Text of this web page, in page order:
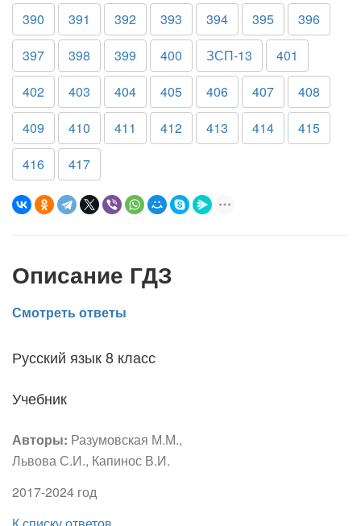
390
391 392 393 394 395
396
397
398 399 400 ЗСП-13
401
402
403 404 405 406 407
408
409
410 411 412 413 414
415
416
417
Описание ГДЗ
Смотреть ответы
Русский язык 8 класс
Учебник
Авторы: Разумовская М.М.,
Львова С.И., Капинос В.И.
2017-2024 год